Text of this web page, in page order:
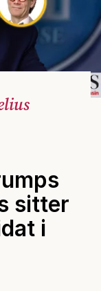
sitter
i